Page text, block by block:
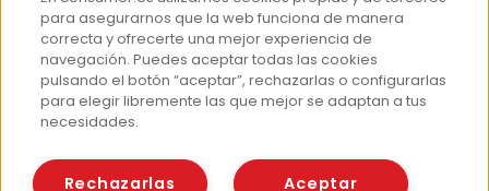
© Fundación EROSKI
Aviso legalPolíticas de privacidad
Políticas de cookies
para asegurarnos que la web funciona de manera
correcta y ofrecerte una mejor experiencia de
navegación. Puedes aceptar todas las cookies
pulsando el botón “aceptar”, rechazarlas o configurarlas
para elegir libremente las que mejor se adaptan a tus
necesidades.
Aceptar
Rechazarlas